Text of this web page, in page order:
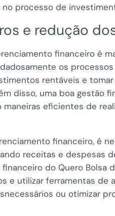
processo de
e redução
financeiro é
os
rentáveis ​​e
disso, uma boa gestão
eficientes de
financeiro, é
receitas e despesas
do Quero Bolsa
e utilizar ferramentas de
ou otimizar